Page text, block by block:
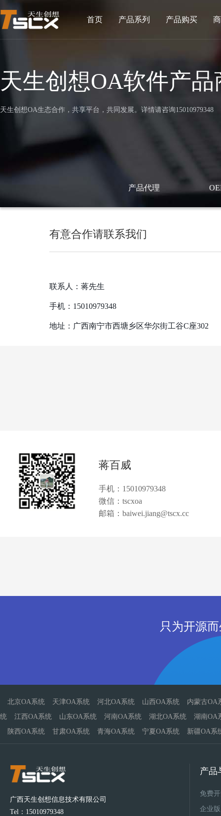
首页 产品系列 产品购买
天生创想OA软件产
天生创想OA生态合作，共享平台，共同发展。详情请咨询15010979348
产品代理
有意合作请联系我们
联系人：蒋先生
手机：15010979348
地址：广西南宁市西塘乡区华尔街工谷C座302
蒋百威
手机：15010979348
微信：tscxoa
邮箱：baiwei.jiang@tscx.cc
只为开源
北京OA系统 天津OA系统 河北OA系统 山西OA系统
内蒙古OA
统
江西OA系统 山东OA系统 河南OA系统 湖北OA系统
湖南OA
陕西OA系统
甘肃OA系统 青海OA系统 宁夏OA系统 新疆OA系
广西天生创想信息技术有限公司
Tel：15010979348
产品
免费
企业版